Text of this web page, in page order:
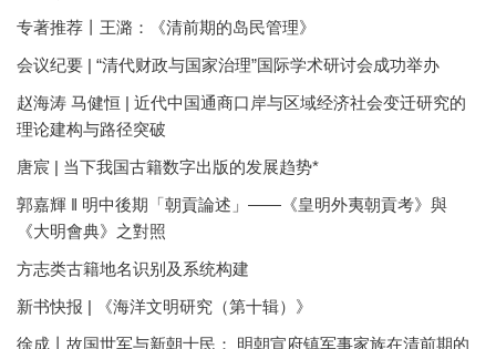
专著推荐丨王潞：《清前期的岛民管理》
会议纪要 | “清代财政与国家治理”国际学术研讨会成功举办
赵海涛 马健恒 | 近代中国通商口岸与区域经济社会变迁研究的
理论建构与路径突破
唐宸 | 当下我国古籍数字出版的发展趋势*
郭嘉輝 ‖ 明中後期「朝貢論述」——《皇明外夷朝貢考》與
《大明會典》之對照
方志类古籍地名识别及系统构建
新书快报 | 《海洋文明研究（第十辑）》
徐成丨故国世军与新朝士民： 明朝宣府镇军事家族在清前期的